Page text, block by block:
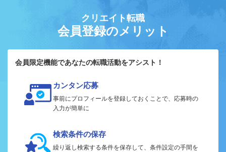
クリエイト転職
会員登録のメリット
会員限定機能であなたの転職活動をアシスト！
カンタン応募
事前にプロフィールを登録しておくことで、応募時の
入力が簡単に
検索条件の保存
繰り返し検索する条件を保存して、条件設定の手間を